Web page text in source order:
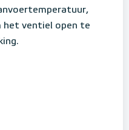
het ventiel open te